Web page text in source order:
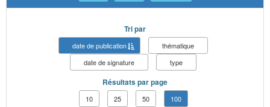
Tri par
date de publication
thématique
date de signature
type
Résultats par page
10 25 50 100